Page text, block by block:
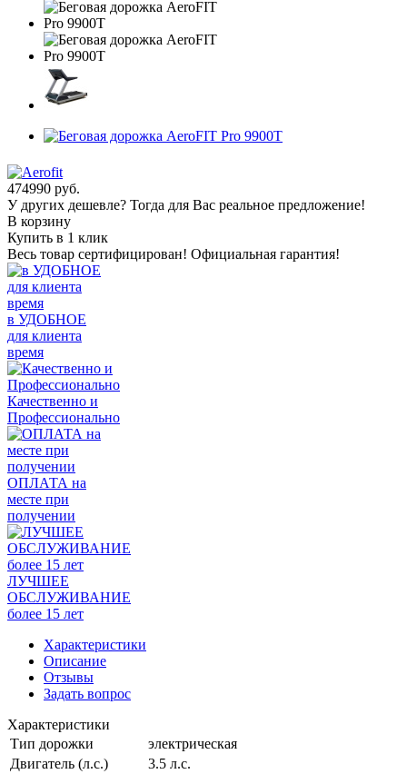
474990 руб.
У других дешевле? Тогда для Вас реальное предложение!
В корзину
Купить в 1 клик
Весь товар сертифицирован! Официальная гарантия!
в УДОБНОЕ
для клиента
время
Качественно и
Профессионально
ОПЛАТА на
месте при
получении
ЛУЧШЕЕ
ОБСЛУЖИВАНИЕ
более 15 лет
Характеристики
Описание
Отзывы
Задать вопрос
Характеристики
Тип дорожки
электрическая
Двигатель (л.с.)
3.5 л.с.